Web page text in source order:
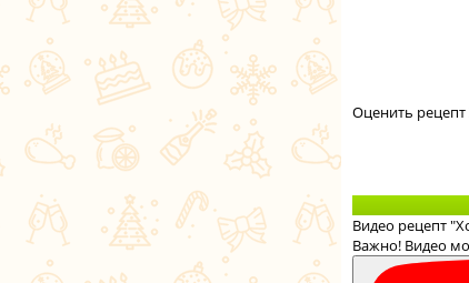
Оценить
Видео рецепт
Важно! Видео